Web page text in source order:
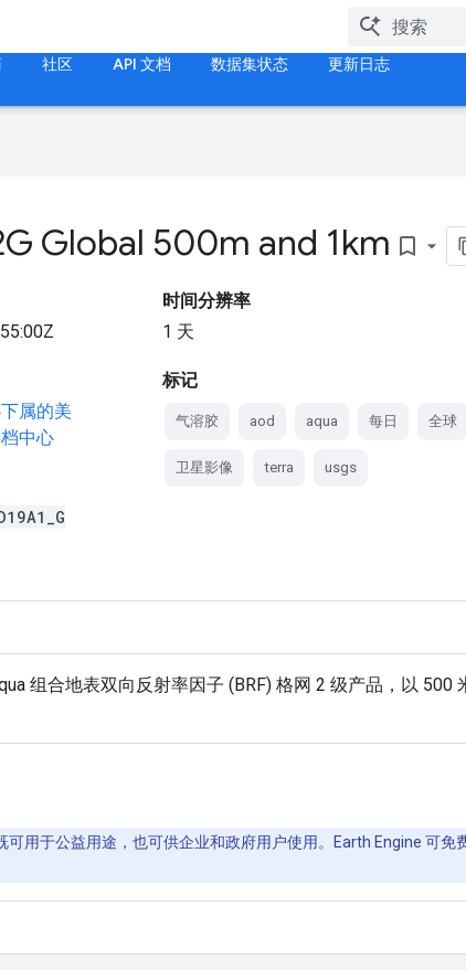
社区 API 文档 数据集状态 更新日志
Global 500m and 1km bookmark_border
属的美
中心
时间分辨率
1 天
标记
气溶胶 aod aqua 每日 全球
卫星影像 terra usgs
组合地表双向反射率因子 (BRF) 格网 2 级产品，以 500
用于公益用途，也可供企业和政府用户使用。Earth Engine 可